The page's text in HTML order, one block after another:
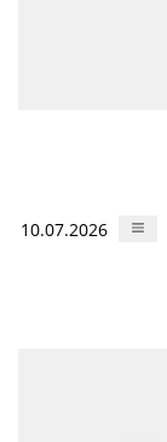
10.07.2026